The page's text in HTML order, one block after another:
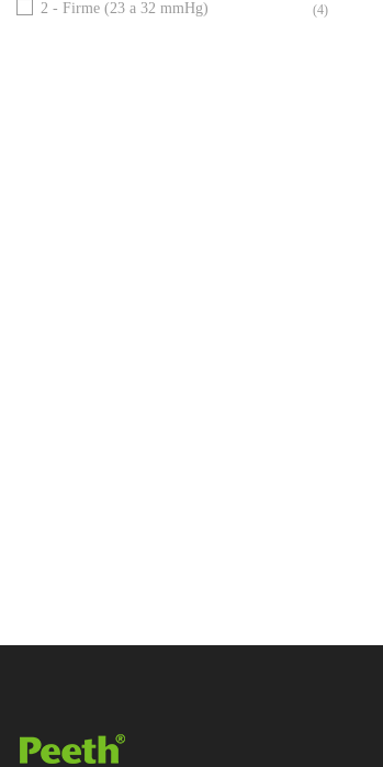
2 - Firme (23 a 32 mmHg) (4)